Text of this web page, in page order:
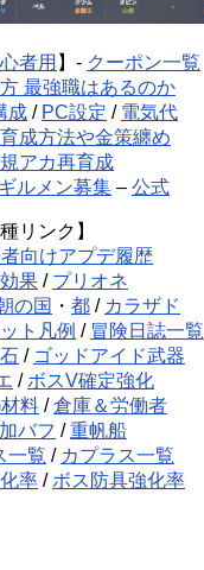
者用 】- クーポン一覧
最強職はあるのか
成 / PC設定 / 電気代
成方法や金策纏め
アカ再育成
ルメン募集 – 公式
リンク】
向けアプデ履歴
果 / プリオネ
の国 ・ 都 / カラザド
ト凡例 / 冒険日誌一覧
/ ゴッドアイド武器
/ ボスV確定強化
料 /倉庫＆労働者
バフ /重帆船
一覧 / カプラス一覧
率 / ボス防具強化率